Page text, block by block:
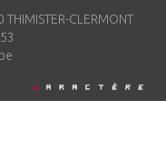
CLERMONT